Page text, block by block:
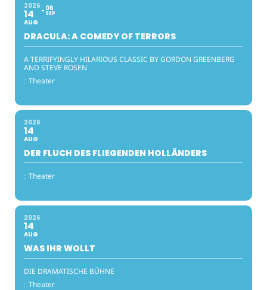
2026
14
AUG
06
SEP
DRACULA: A COMEDY OF TERRORS
A TERRIFYINGLY HILARIOUS CLASSIC BY GORDON GREENBERG
AND STEVE ROSEN
: Theater
2026
14
AUG
DER FLUCH DES FLIEGENDEN HOLLÄNDERS
: Theater
2026
14
AUG
WAS IHR WOLLT
DIE DRAMATISCHE BÜHNE
: Theater